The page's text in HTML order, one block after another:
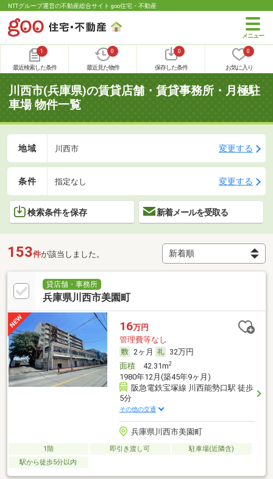
NTTグループ運営の不動産総合サイト goo住宅・不動産
1
最近検索した条件
0
最近見た物件
0
保存した条件
0
お気に入り
川西市(兵庫県)の賃貸店舗・賃貸事務所・月極駐
車場 物件一覧
地域 川西市 変更する
条件 指定なし 変更する
検索条件を保存 新着メールを受取る
153件が該当しました。
貸店舗・事務所
兵庫県川西市美園町
16万円
管理費等なし
2ヶ月
32万円
面積42.31m2
1980年12月(築45年9ヶ月)
阪急電鉄宝塚線 川西能勢口駅 徒歩
5分
その他の交通
兵庫県川西市美園町
1階 即引き渡し可
駐車場(近隣含)
駅から徒歩5分以内